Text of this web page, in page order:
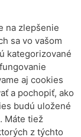
na zlepšenie
sa vo vašom
kategorizované
aj cookies
a pochopiť, ako
budú uložené
Máte tiež
z týchto